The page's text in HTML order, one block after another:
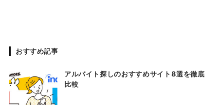
おすすめ記事
アルバイト探しのおすすめサイト8選を徹底
比較